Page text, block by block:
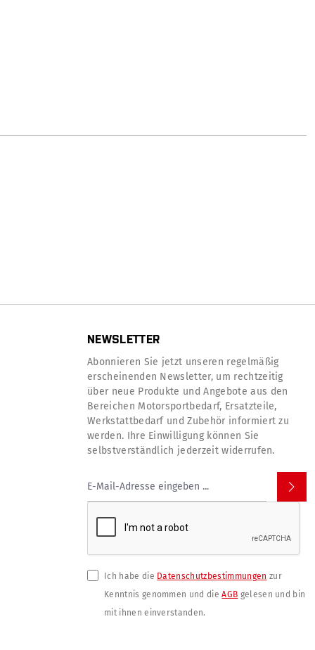
NEWSLETTER
Abonnieren Sie jetzt unseren regelmäßig
erscheinenden Newsletter, um rechtzeitig
über neue Produkte und Angebote aus den
Bereichen Motorsportbedarf, Ersatzteile,
Werkstattbedarf und Zubehör informiert zu
werden. Ihre Einwilligung können Sie
selbstverständlich jederzeit widerrufen.
Ich habe die Datenschutzbestimmungen zur
Kenntnis genommen und dieAGB gelesen und bin
mit ihnen einverstanden.